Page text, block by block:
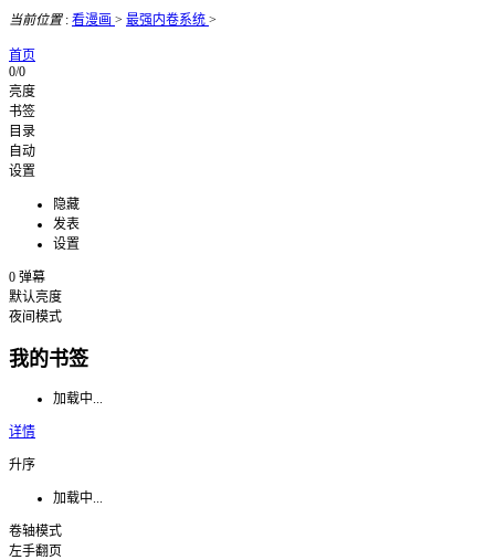
当前位置: 看漫画 > 最强内卷系统 >
首页
0/0
亮度
书签
目录
自动
设置
隐藏
发表
设置
0 弹幕
默认亮度
夜间模式
我的书签
加载中...
详情
升序
加载中...
卷轴模式
左手翻页